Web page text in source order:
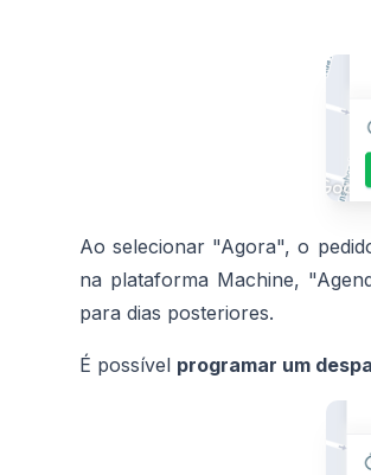
Ao selecionar "Agora", o
na plataforma Machine,
para dias posteriores.
É possível programar um